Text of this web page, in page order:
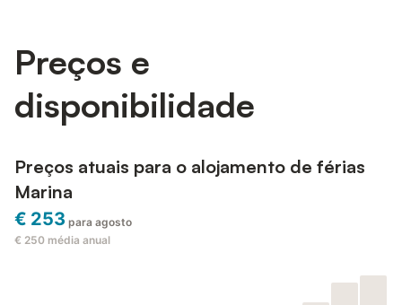
Preços e
disponibilidade
Preços atuais para o alojamento de férias
Marina
€ 253 para agosto
€ 250 média anual